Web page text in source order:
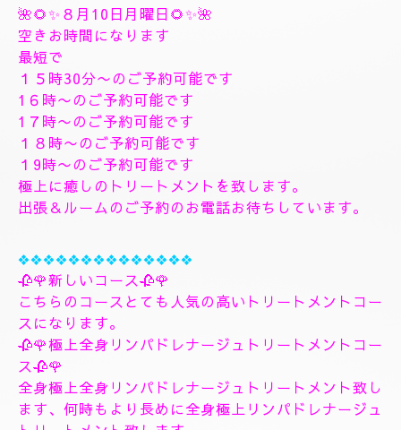
全身極上リンパドレナージュトリートメント致しま
す、フィシャルマッサージパックよむぎ蒸しトリート
メント、ヘッドスパマッサージパック、ソルトトリー
トメント致します、指圧足つぼリフレクソロジージャ
プカサイ＆リンガムトリートメントコース
９０分¥26000
１２０分¥30000⇒¥28000
１５０分¥36000⇒¥33000
❖❖❖❖❖❖❖
🌺🌻✨８月10日月曜日🌻✨🌺
空きお時間になります
最短で
１５時30分〜のご予約可能です
1６時〜のご予約可能です
1７時〜のご予約可能です
１８時〜のご予約可能です
１9時〜のご予約可能です